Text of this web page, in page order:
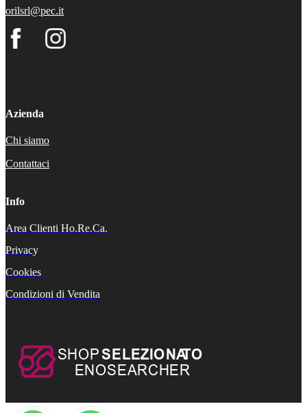
orilsrl@pec.it
Azienda
Chi siamo
Contattaci
Info
Area Clienti Ho.Re.Ca.
Privacy
Cookies
Condizioni di Vendita